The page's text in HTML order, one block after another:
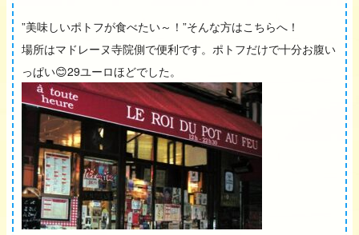
”美味しいポトフが食べたい～！”そんな方はこちらへ！
場所はマドレーヌ寺院側で便利です。ポトフだけで十分お腹い
っぱい😊29ユーロほどでした。